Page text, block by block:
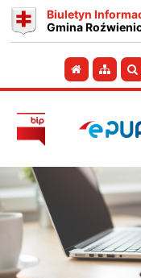
Biuletyn
Gmina
Przejdź do